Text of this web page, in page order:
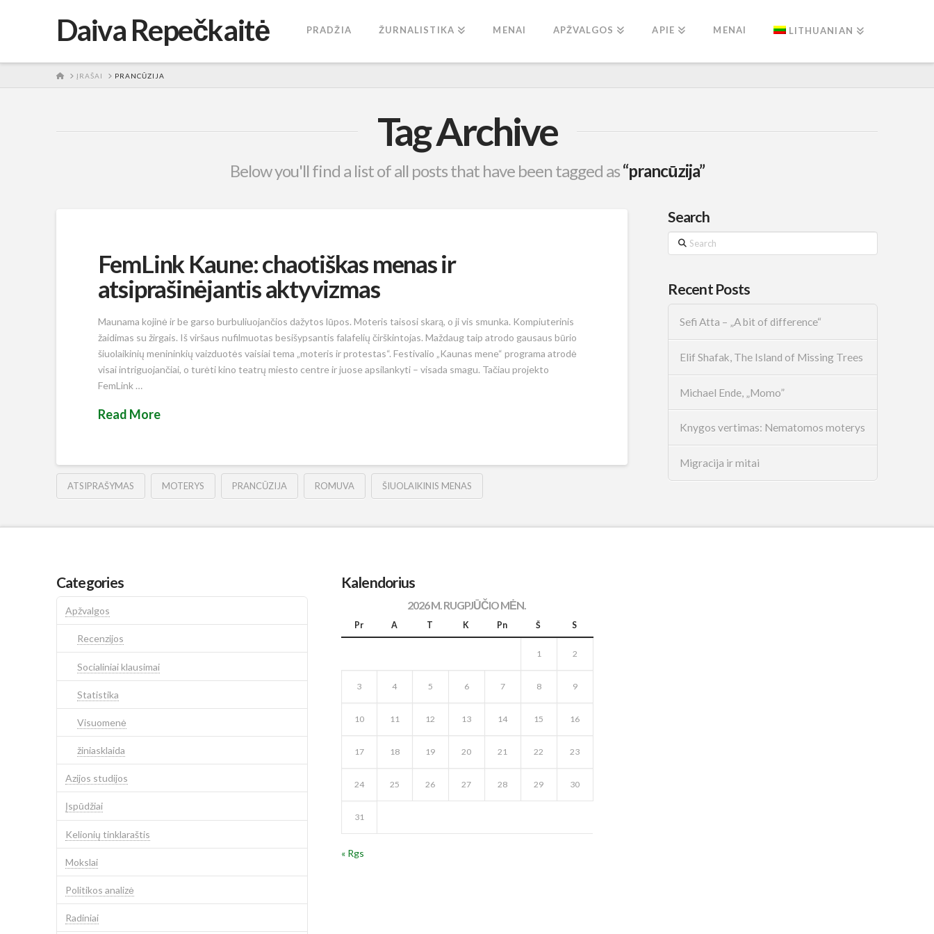
Daiva Repečkaitė PRADŽIA ŽURNALISTIKA MENAI APŽVALGOS APIE MENAI LITHUANIAN
HOMEĮRAŠAI PRANCŪZIJA
Tag Archive
Below you'll find a list of all posts that have been tagged as“prancūzija”
FemLink Kaune: chaotiškas menas ir
atsiprašinėjantis aktyvizmas
Maunama kojinė ir be garso burbuliuojančios dažytos lūpos. Moteris taisosi skarą, o ji vis smunka. Kompiuterinis
žaidimas su žirgais. Iš viršaus nufilmuotas besišypsantis falafelių čirškintojas. Maždaug taip atrodo gausaus būrio
šiuolaikinių menininkių vaizduotės vaisiai tema „moteris ir protestas“. Festivalio „Kaunas mene“ programa atrodė
visai intriguojančiai, o turėti kino teatrų miesto centre ir juose apsilankyti – visada smagu. Tačiau projekto
FemLink …
Read More
ATSIPRAŠYMAS MOTERYS PRANCŪZIJA ROMUVA ŠIUOLAIKINIS MENAS
Search
Search
Recent Posts
Sefi Atta – „A bit of difference“
Elif Shafak, The Island of Missing Trees
Michael Ende, „Momo”
Knygos vertimas: Nematomos moterys
Migracija ir mitai
Categories
Apžvalgos
Recenzijos
Socialiniai klausimai
Statistika
Visuomenė
žiniasklaida
Azijos studijos
Įspūdžiai
Kelionių tinklaraštis
Mokslai
Politikos analizė
Radiniai
Kalendorius
2026 M. RUGPJŪČIO MĖN.
Pr A T K Pn Š S
1 2
3 4 5 6 7 8 9
10 11 12 13 14 15 16
17 18 19 20 21 22 23
24 25 26 27 28 29 30
31
« Rgs